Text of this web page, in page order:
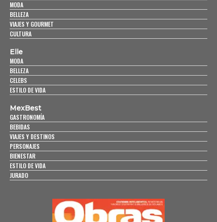
MODA
BELLEZA
VIAJES Y GOURMET
CULTURA
Elle
MODA
BELLEZA
CELEBS
ESTILO DE VIDA
MexBest
GASTRONOMÍA
BEBIDAS
VIAJES Y DESTINOS
PERSONAJES
BIENESTAR
ESTILO DE VIDA
JURADO